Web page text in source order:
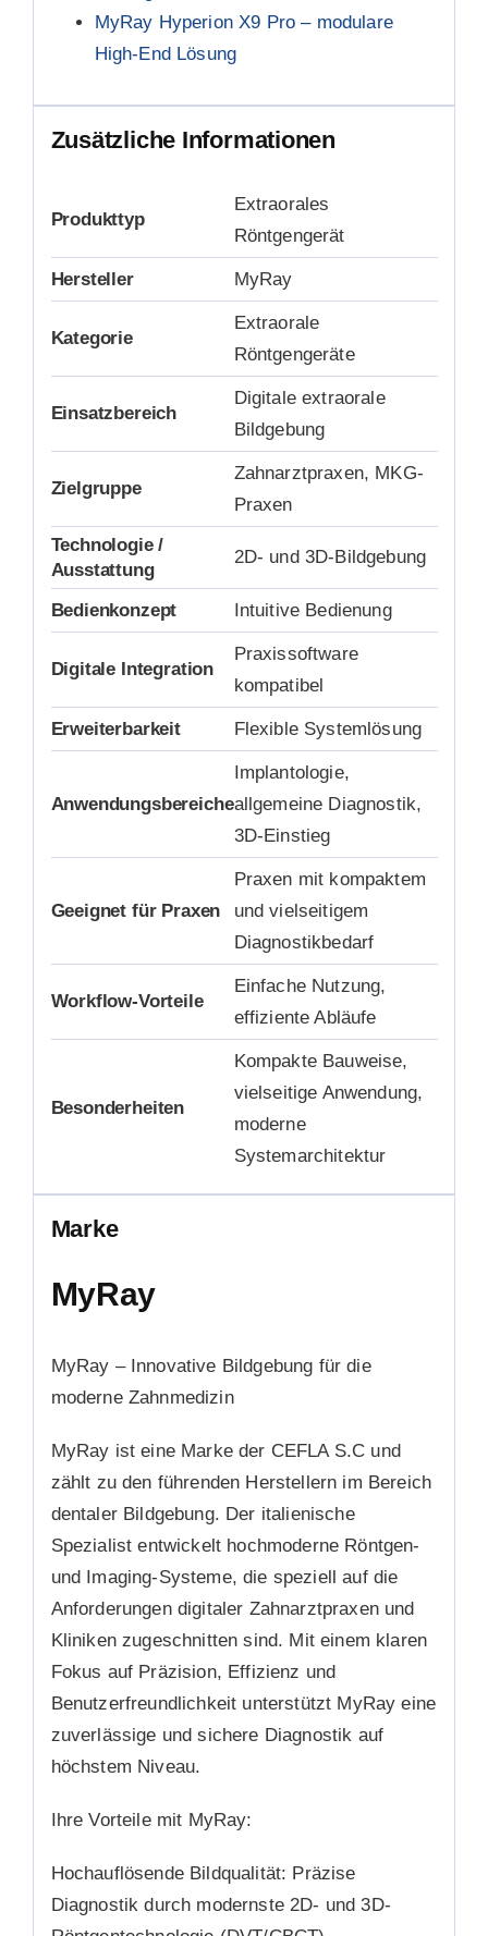
MyRay Hyperion X9 Pro – modulare
High-End Lösung
Zusätzliche Informationen
Produkttyp
Extraorales
Röntgengerät
Hersteller MyRay
Kategorie
Extraorale
Röntgengeräte
Einsatzbereich
Digitale extraorale
Bildgebung
Zielgruppe
Zahnarztpraxen, MKG-
Praxen
Technologie /
Ausstattung
2D- und 3D-Bildgebung
Bedienkonzept Intuitive Bedienung
Digitale Integration
Praxissoftware
kompatibel
Erweiterbarkeit Flexible Systemlösung
Anwendungsbereiche
Implantologie,
allgemeine Diagnostik,
3D-Einstieg
Geeignet für Praxen
Praxen mit kompaktem
und vielseitigem
Diagnostikbedarf
Workflow-Vorteile
Einfache Nutzung,
effiziente Abläufe
Besonderheiten
Kompakte Bauweise,
vielseitige Anwendung,
moderne
Systemarchitektur
Marke
MyRay
MyRay – Innovative Bildgebung für die
moderne Zahnmedizin
MyRay ist eine Marke der CEFLA S.C und
zählt zu den führenden Herstellern im Bereich
dentaler Bildgebung. Der italienische
Spezialist entwickelt hochmoderne Röntgen-
und Imaging-Systeme, die speziell auf die
Anforderungen digitaler Zahnarztpraxen und
Kliniken zugeschnitten sind. Mit einem klaren
Fokus auf Präzision, Effizienz und
Benutzerfreundlichkeit unterstützt MyRay eine
zuverlässige und sichere Diagnostik auf
höchstem Niveau.
Ihre Vorteile mit MyRay:
Hochauflösende Bildqualität: Präzise
Diagnostik durch modernste 2D- und 3D-